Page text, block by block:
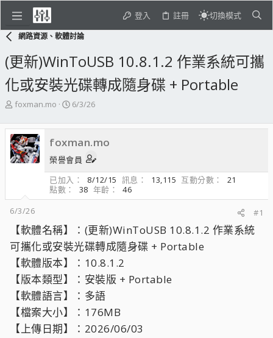
登入 註冊 切換模式
網路資源、軟體討論
(更新)WinToUSB 10.8.1.2 作業系統可攜
化或安裝光碟轉成隨身碟 + Portable
主
發
起
人
foxman.mo
開
日
期
6/3/26
foxman.mo
榮譽會員
已加入
8/12/15 訊息 13,115 互動分數
21
點數
38 年齡
46
6/3/26
#1
【軟體名稱】：(更新)WinToUSB 10.8.1.2 作業系統
可攜化或安裝光碟轉成隨身碟 + Portable
【軟體版本】：10.8.1.2
【版本類型】：安裝版 + Portable
【軟體語言】：多語
【檔案大小】：176MB
【上傳日期】：2026/06/03